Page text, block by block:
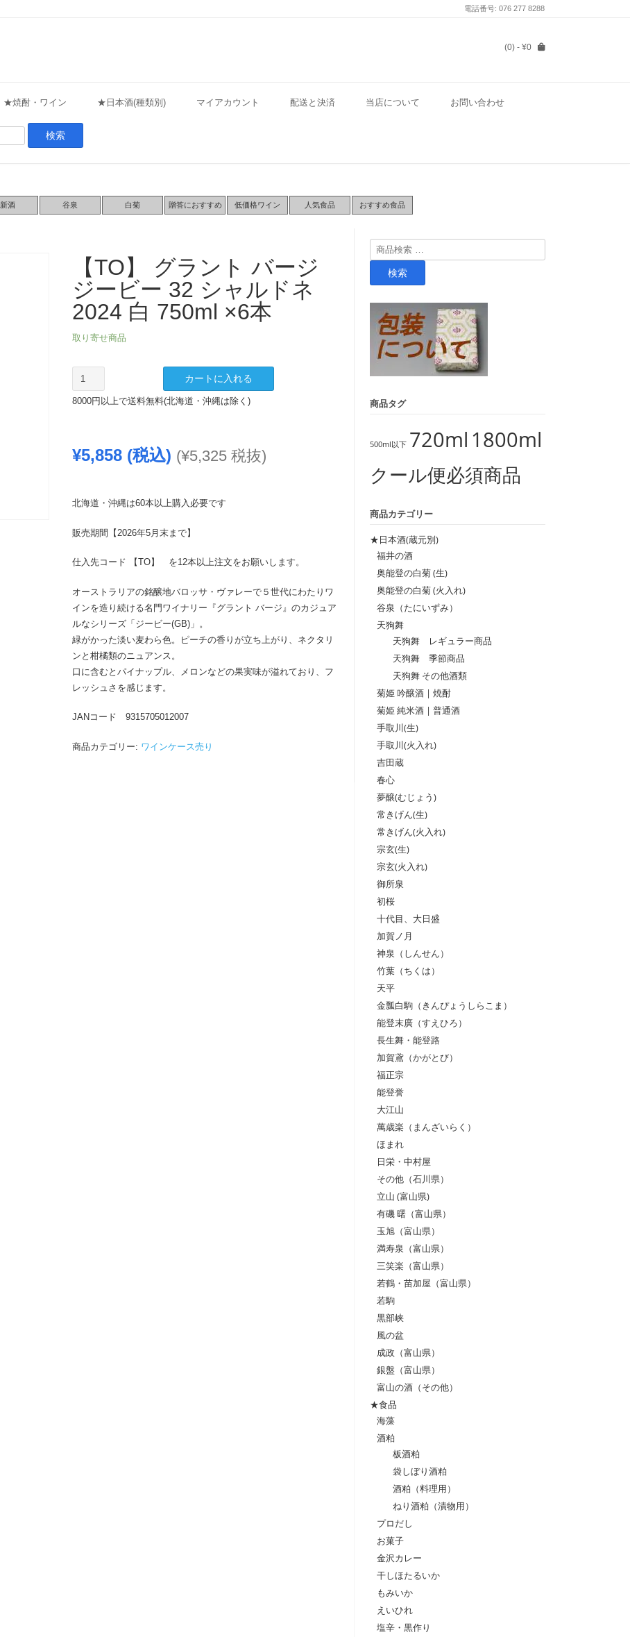
電話番号: 076 277 8288
(0) - ¥0
★焼酎・ワイン ★日本酒(種類別) マイアカウント 配送と決済 当店について お問い合わせ
新酒 谷泉 白菊 贈答におすすめ 低価格ワイン 人気食品 おすすめ食品
【TO】 グラント バージ
ジービー 32 シャルドネ
2024 白 750ml ×6本
取り寄せ商品
【TO】
グ
ラ
バ
ジ
ビ
32
ャ
ル
ド
ネ
2024
白
750ml
個
カートに入れる
8000円以上で送料無料(北海道・沖縄は除く)
¥5,858(税込) (¥5,325税抜)
北海道・沖縄は60本以上購入必要です
販売期間【2026年5月末まで】
仕入先コード 【TO】 を12本以上注文をお願いします。
オーストラリアの銘醸地バロッサ・ヴァレーで５世代にわたりワ
インを造り続ける名門ワイナリー『グラント バージ』のカジュア
ルなシリーズ「ジービー(GB)」。
緑がかった淡い麦わら色。ピーチの香りが立ち上がり、ネクタリ
ンと柑橘類のニュアンス。
口に含むとパイナップル、メロンなどの果実味が溢れており、フ
レッシュさを感じます。
JANコード 9315705012007
商品カテゴリー: ワインケース売り
検
索
検索
商品タグ
500ml以下 720ml 1800ml
クール便必須商品
商品カテゴリー
★日本酒(蔵元別)
福井の酒
奥能登の白菊 (生)
奥能登の白菊 (火入れ)
谷泉（たにいずみ）
天狗舞
天狗舞 レギュラー商品
天狗舞 季節商品
天狗舞 その他酒類
菊姫 吟醸酒 | 焼酎
菊姫 純米酒 | 普通酒
手取川(生)
手取川(火入れ)
吉田蔵
春心
夢醸(むじょう)
常きげん(生)
常きげん(火入れ)
宗玄(生)
宗玄(火入れ)
御所泉
初桜
十代目、大日盛
加賀ノ月
神泉（しんせん）
竹葉（ちくは）
天平
金瓢白駒（きんぴょうしらこま）
能登末廣（すえひろ）
長生舞・能登路
加賀鳶（かがとび）
福正宗
能登誉
大江山
萬歳楽（まんざいらく）
ほまれ
日栄・中村屋
その他（石川県）
立山 (富山県)
有磯 曙（富山県）
玉旭（富山県）
満寿泉（富山県）
三笑楽（富山県）
若鶴・苗加屋（富山県）
若駒
黒部峡
風の盆
成政（富山県）
銀盤（富山県）
富山の酒（その他）
★食品
海藻
酒粕
板酒粕
袋しぼり酒粕
酒粕（料理用）
ねり酒粕（漬物用）
プロだし
お菓子
金沢カレー
干しほたるいか
もみいか
えいひれ
塩辛・黒作り